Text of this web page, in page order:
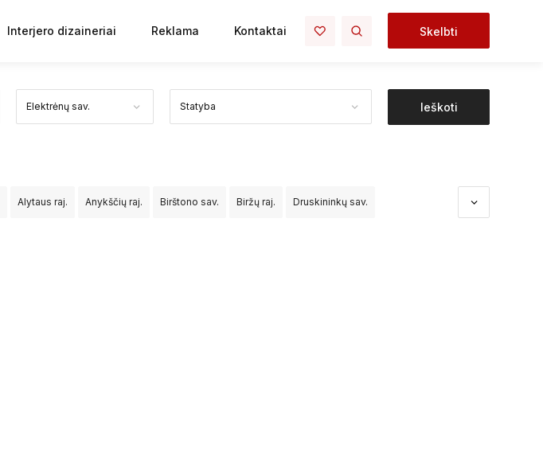
Interjero dizaineriai Reklama Kontaktai Skelbti
Ieškoti
Alytaus raj. Anykščių raj. Birštono sav. Biržų raj. Druskininkų sav.